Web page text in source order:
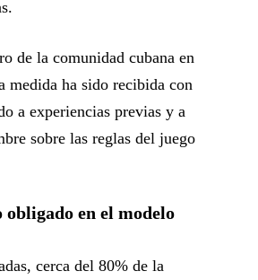
de la comunidad cubana en
medida ha sido recibida con
a experiencias previas y a
sobre las reglas del juego
obligado en el modelo
cerca del 80% de la